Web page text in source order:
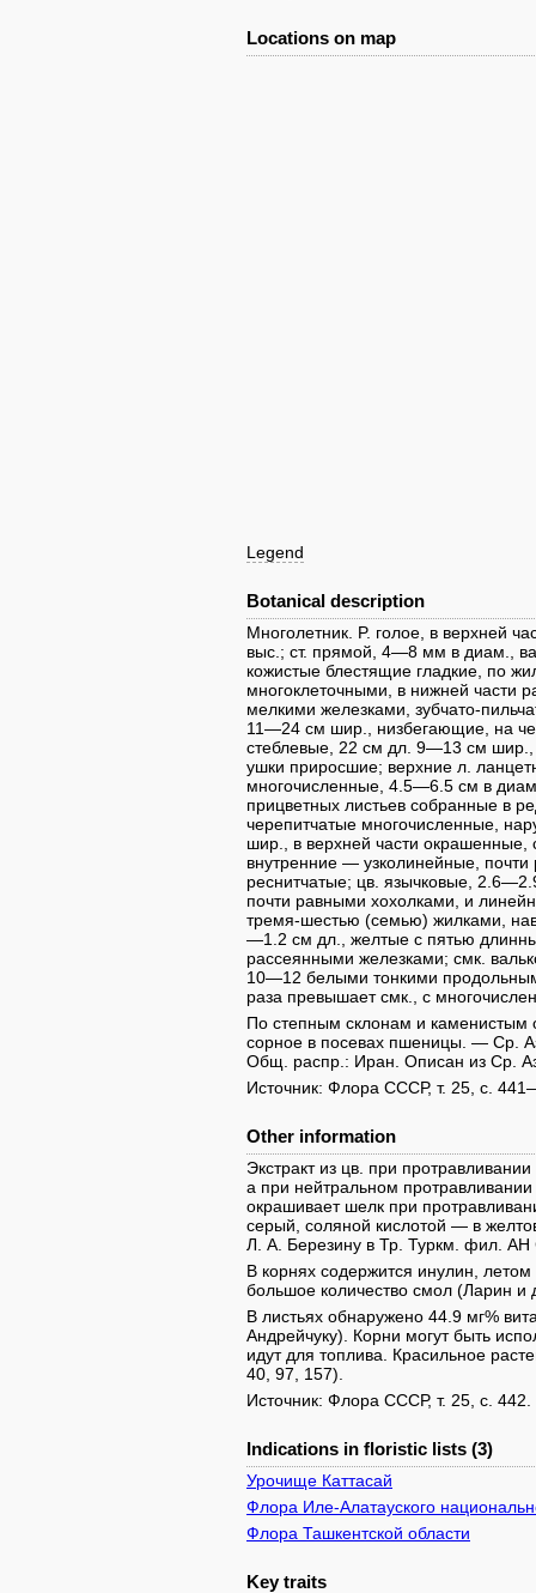
Locations on map
Legend
Botanical description
Многолетник. P. голое, в верхней
выс.; ст. прямой, 4—8 мм в диам.,
кожистые блестящие гладкие, по
многоклеточными, в нижней
мелкими железками, зубчато-
11—24 см шир., низбегающие, на
стеблевые, 22 см дл. 9—13 см
ушки приросшие; верхние л.
многочисленные, 4.5—6.5 см в
прицветных листьев собранные в
черепитчатые многочисленные,
шир., в верхней части
внутренние — узколинейные,
реснитчатые; цв. язычковые,
почти равными хохолками, и
тремя-шестью (семью) жилками,
—1.2 см дл., желтые с пятью
рассеянными железками; смк.
10—12 белыми тонкими
раза превышает смк., с
По степным склонам и
сорное в посевах пшеницы. — Ср.
Общ. распр.: Иран. Описан из Ср.
Источник: Флора СССР, т. 25, с.
Other information
Экстракт из цв. при
а при нейтральном
окрашивает шелк при
серый, соляной кислотой — в
Л. А. Березину в Тр. Туркм. фил.
В корнях содержится инулин,
большое количество смол (Ларин и
В листьях обнаружено 44.9 мг%
Андрейчуку). Корни могут быть
идут для топлива. Красильное
40, 97, 157).
Источник: Флора СССР, т. 25, с. 442.
Indications in floristic lists (3)
Урочище Каттасай
Флора Иле-Алатауского
Флора Ташкентской области
Key traits